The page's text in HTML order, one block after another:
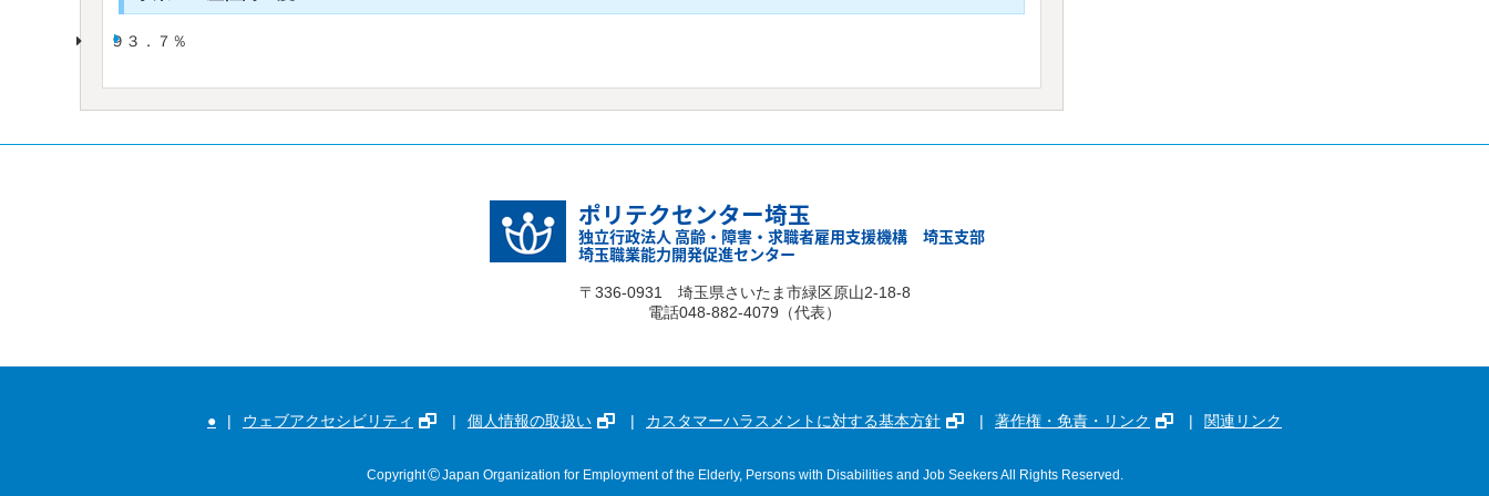
９３．７％
ポリテクセンター埼玉
独立行政法人 高齢・障害・求職者雇用支援機構 埼玉支部
埼玉職業能力開発促進センター
〒336-0931 埼玉県さいたま市緑区原山2-18-8
電話048-882-4079（代表）
● ウェブアクセシビリティ 個人情報の取扱い カスタマーハラスメントに対する基本方針 著作権・免責・リンク 関連リンク
Copyright©Japan Organization for Employment of the Elderly, Persons with Disabilities and Job Seekers All Rights Reserved.